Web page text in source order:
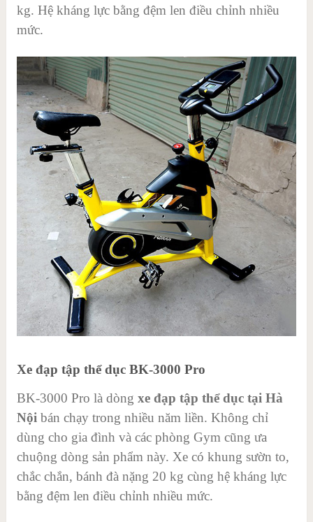
kg. Hệ kháng lực bằng đệm len điều chỉnh nhiều
mức.
Xe đạp tập thể dục BK-3000 Pro
BK-3000 Pro là dòng xe đạp tập thể dục tại Hà
Nội bán chạy trong nhiều năm liền. Không chỉ
dùng cho gia đình và các phòng Gym cũng ưa
chuộng dòng sản phẩm này. Xe có khung sườn to,
chắc chắn, bánh đà nặng 20 kg cùng hệ kháng lực
bằng đệm len điều chỉnh nhiều mức.